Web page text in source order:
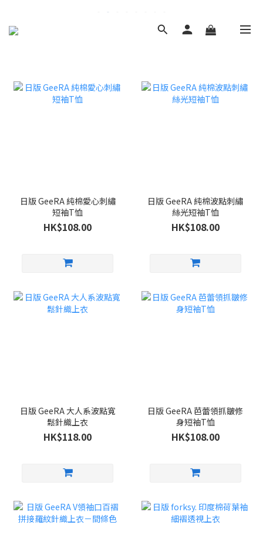
日版 GeeRA 純棉愛心刺繡
短袖T恤
HK$108.00
日版 GeeRA 純棉波點刺繡
絲光短袖T恤
HK$108.00
日版 GeeRA 大人系波點寬
鬆針織上衣
HK$118.00
日版 GeeRA 芭蕾領抓皺修
身短袖T恤
HK$108.00